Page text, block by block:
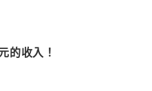
的收入！